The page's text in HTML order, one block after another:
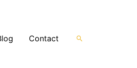
Contact Rechercher